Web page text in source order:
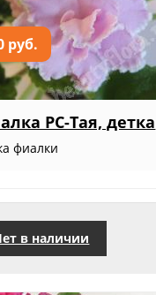
руб.
РС-Тая, детка
фиалки
в наличии